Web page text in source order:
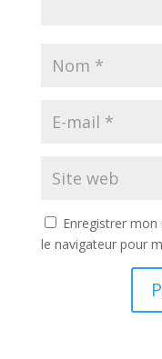
Enregistrer
le navigateur pour